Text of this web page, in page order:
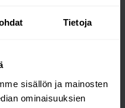
Tietoja
sisällön ja mainosten
ominaisuuksien